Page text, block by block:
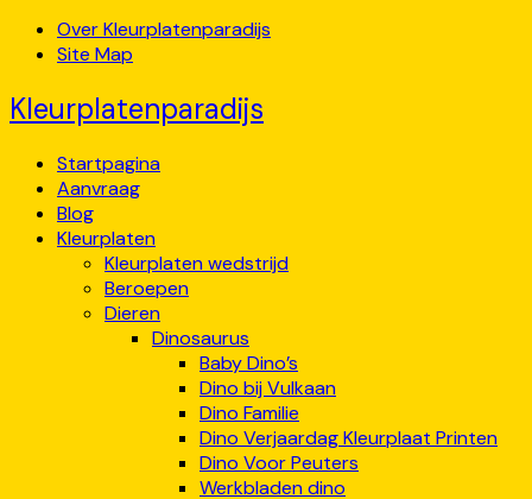
Over Kleurplatenparadijs
Site Map
Kleurplatenparadijs
Startpagina
Aanvraag
Blog
Kleurplaten
Kleurplaten wedstrijd
Beroepen
Dieren
Dinosaurus
Baby Dino’s
Dino bij Vulkaan
Dino Familie
Dino Verjaardag Kleurplaat Printen
Dino Voor Peuters
Werkbladen dino